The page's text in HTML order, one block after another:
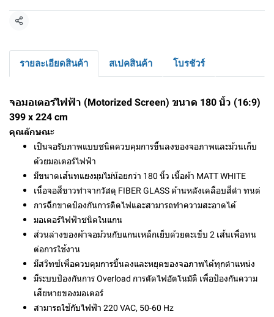
แชร์
รายละเอียดสินค้า สเปคสินค้า โบรชัวร์
จอมอเตอร์ไฟฟ้า (Motorized Screen) ขนาด 180 นิ้ว (16:9)
399 x 224 cm
คุณลักษณะ
เป็นจอรับภาพแบบชนิดควบคุมการขึ้นลงของจอภาพและม้วนเก็บ
ด้วยมอเตอร์ไฟฟ้า
มีขนาดเส้นทแยงมุมไม่น้อยกว่า 180 นิ้ว เนื้อผ้า MATT WHITE
เนื้อจอสีขาวทำจากวัสดุ FIBER GLASS ด้านหลังเคลือบสีดำ ทนต่
การฉีกขาดป้องกันการติดไฟและสามารถทำความสะอาดได้
มอเตอร์ไฟฟ้าชนิดในแกน
ส่วนล่างของผ้าจอม้วนกับแกนเหล็กเย็บด้วยตะเข็บ 2 เส้นเพื่อทน
ต่อการใช้งาน
มีสวิทซ์เพื่อควบคุมการขึ้นลงและหยุดของจอภาพได้ทุกตำแหน่ง
มีระบบป้องกันการ Overload การตัดไฟอัตโนมัติ เพื่อป้องกันความ
เสียหายของมอเตอร์
สามารถใช้กับไฟฟ้า 220 VAC, 50-60 Hz